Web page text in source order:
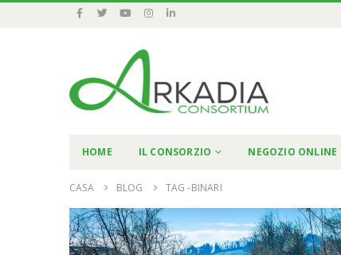
HOME IL CONSORZIO NEGOZIO ONLINE
CASA BLOG TAG -BINARI